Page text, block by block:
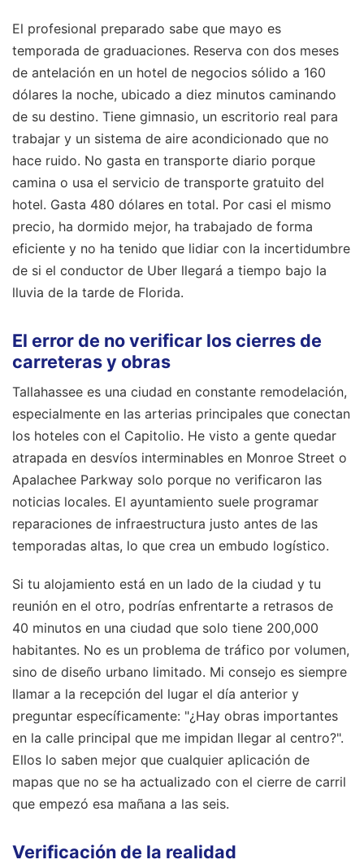
El profesional preparado sabe que mayo es
temporada de graduaciones. Reserva con dos meses
de antelación en un hotel de negocios sólido a 160
dólares la noche, ubicado a diez minutos caminando
de su destino. Tiene gimnasio, un escritorio real para
trabajar y un sistema de aire acondicionado que no
hace ruido. No gasta en transporte diario porque
camina o usa el servicio de transporte gratuito del
hotel. Gasta 480 dólares en total. Por casi el mismo
precio, ha dormido mejor, ha trabajado de forma
eficiente y no ha tenido que lidiar con la incertidumbre
de si el conductor de Uber llegará a tiempo bajo la
lluvia de la tarde de Florida.
El error de no verificar los cierres de
carreteras y obras
Tallahassee es una ciudad en constante remodelación,
especialmente en las arterias principales que conectan
los hoteles con el Capitolio. He visto a gente quedar
atrapada en desvíos interminables en Monroe Street o
Apalachee Parkway solo porque no verificaron las
noticias locales. El ayuntamiento suele programar
reparaciones de infraestructura justo antes de las
temporadas altas, lo que crea un embudo logístico.
Si tu alojamiento está en un lado de la ciudad y tu
reunión en el otro, podrías enfrentarte a retrasos de
40 minutos en una ciudad que solo tiene 200,000
habitantes. No es un problema de tráfico por volumen,
sino de diseño urbano limitado. Mi consejo es siempre
llamar a la recepción del lugar el día anterior y
preguntar específicamente: "¿Hay obras importantes
en la calle principal que me impidan llegar al centro?".
Ellos lo saben mejor que cualquier aplicación de
mapas que no se ha actualizado con el cierre de carril
que empezó esa mañana a las seis.
Verificación de la realidad